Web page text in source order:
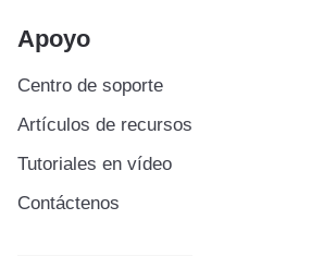
Apoyo
Centro de soporte
Artículos de recursos
Tutoriales en vídeo
Contáctenos